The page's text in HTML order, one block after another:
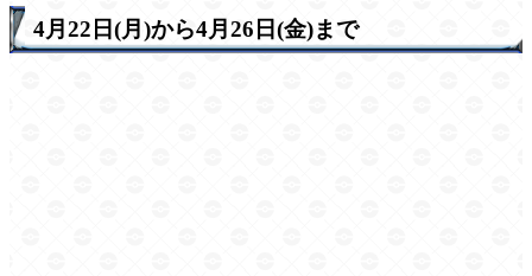
4月22日(月)から4月26日(金)まで